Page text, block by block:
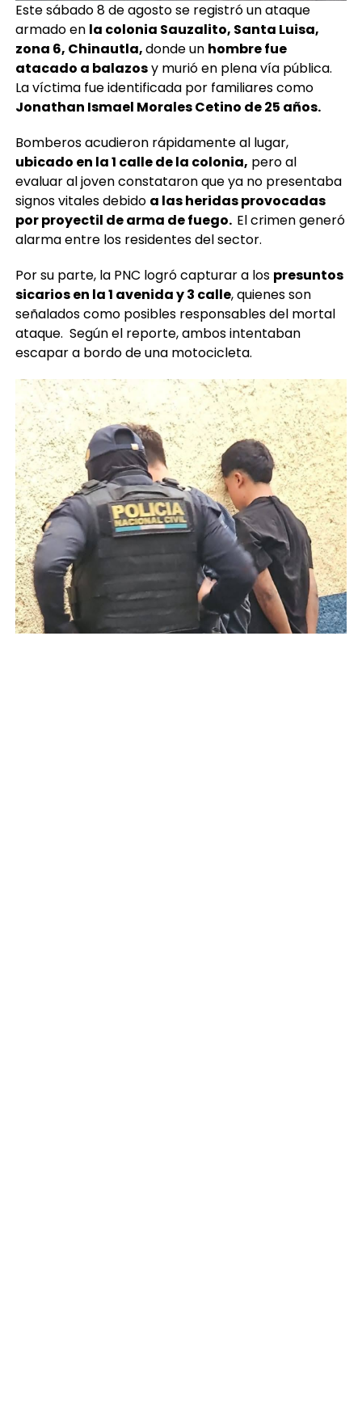
Este sábado 8 de agosto se registró un ataque
armado en la colonia Sauzalito, Santa Luisa,
zona 6, Chinautla,donde un hombre fue
atacado a balazosy murió en plena vía pública.
La víctima fue identificada por familiares como
Jonathan Ismael Morales Cetino de 25 años.
Bomberos acudieron rápidamente al lugar,
ubicado en la 1 calle de la colonia, pero al
evaluar al joven constataron que ya no presentaba
signos vitales debido a las heridas provocadas
por proyectil de arma de fuego. El crimen generó
alarma entre los residentes del sector.
Por su parte, la PNC logró capturar a los presuntos
sicarios en la 1 avenida y 3 calle, quienes son
señalados como posibles responsables del mortal
ataque. Según el reporte, ambos intentaban
escapar a bordo de una motocicleta.